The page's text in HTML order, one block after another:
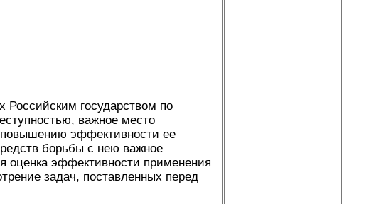
государством по
важное место
повышению эффективности ее
борьбы с нею важное
оценка эффективности применения
задач, поставленных перед